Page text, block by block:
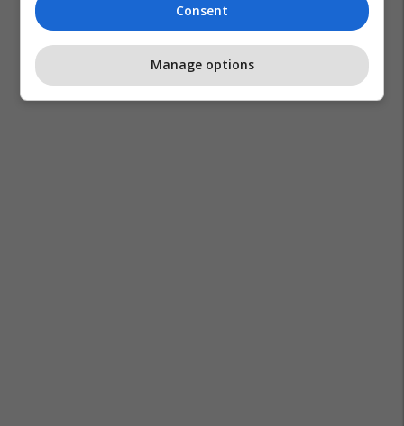
Consent
Manage options